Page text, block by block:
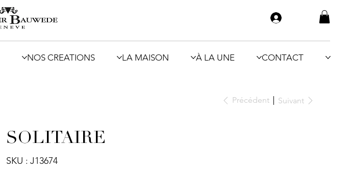
NOS CREATIONS LA MAISON À LA UNE CONTACT
Précédent Suivant
SOLITAIRE
SKU :
SKU
J13674
J13674